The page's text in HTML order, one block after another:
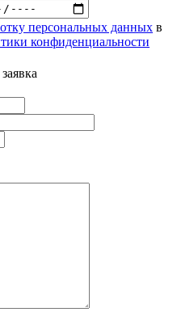
персональных данных в
конфиденциальности